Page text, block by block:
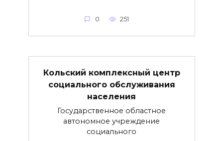
0 251
Кольский комплексный центр
социального обслуживания
населения
Государственное областное
автономное учреждение
социального